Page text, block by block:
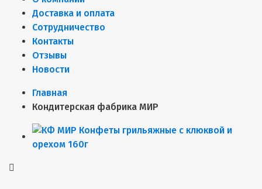
Доставка и оплата
Сотрудничество
Контакты
Отзывы
Новости
Главная
Кондитерская фабрика МИР